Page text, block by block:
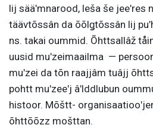
lij sääʹmnarood, leša še jeeʹres
täävtõssân da õõlǥtõssân lij
ns. takai oummid. Õhttsallâž
uusid muʹzeimaailma —
muʹzei da tõn raajjâm tuâjj
pohtt muʹzeeʹj âʹlddlubun
histoor. Mõštt-
õhttõõzz mošttan.